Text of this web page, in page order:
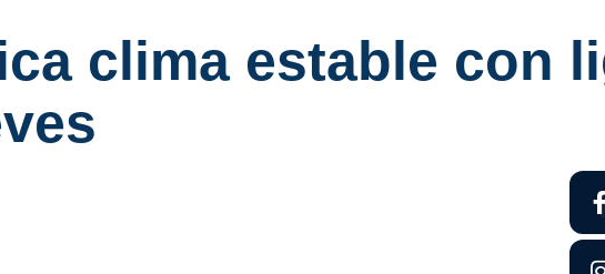
clima estable con